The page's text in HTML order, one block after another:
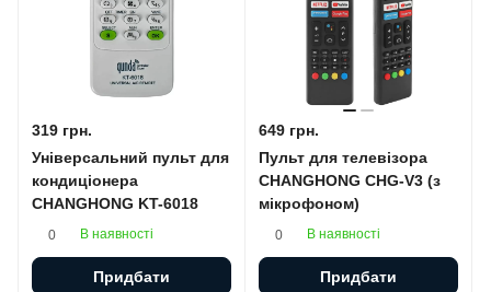
319 грн.
Універсальний пульт для
кондиціонера
CHANGHONG KT-6018
0 В наявності
Придбати
649 грн.
Пульт для телевізора
CHANGHONG CHG-V3 (з
мікрофоном)
0 В наявності
Придбати